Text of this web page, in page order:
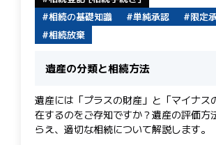
相続の基礎知識
単純承認
限定
相続放棄
遺産の分類と相続方法
遺産には「プラスの財産」と「マイナス
在するのをご存知ですか？遺産の評価方
らえ、適切な相続について解説します。